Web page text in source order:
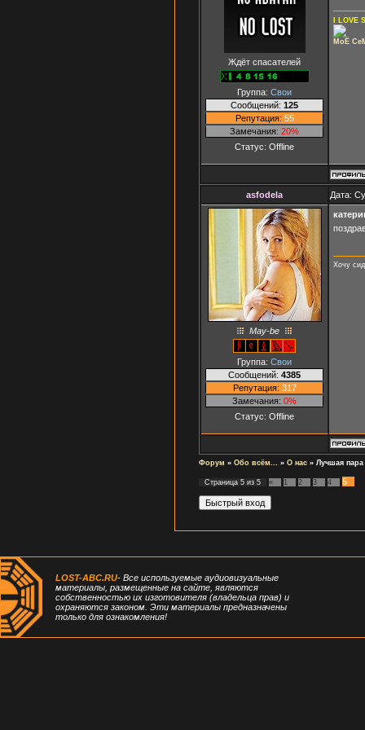
Ждёт спасателей
Группа: Свои
Сообщений: 125
Репутация: 55
Замечания: 20%
Статус: Offline
I LOVE
МоЁ
asfodela Дата:
May-be
Группа: Свои
Сообщений: 4385
Репутация: 317
Замечания: 0%
Статус: Offline
Хочу
Форум » Обо всём... » О нас » Лучшая пара
Страница 5 из 5 « 1 2 3 4 5
LOST-ABC.RU- Все используемые аудиовизуальные
материалы, размещенные на сайте, являются
собственностью их изготовителя (владельца прав) и
охраняются законом. Эти материалы предназначены
только для ознакомления!